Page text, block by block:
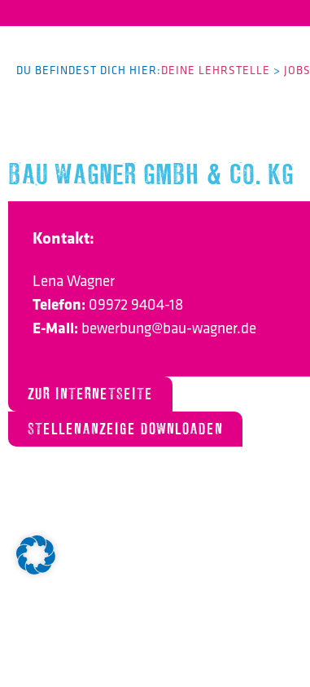
DU BEFINDEST DICH HIER:DEINE LEHRSTELLE > JOBS
BAU WAGNER GMBH & CO. KG
Kontakt:
Lena Wagner
Telefon: 09972 9404-18
E-Mail: bewerbung@bau-wagner.de
ZUR INTERNETSEITE
STELLENANZEIGE DOWNLOADEN